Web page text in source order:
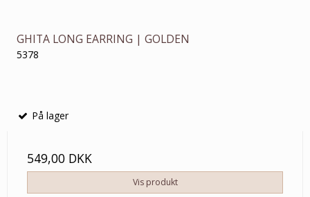
GHITA LONG EARRING | GOLDEN
5378
På lager
549,00 DKK
Vis produkt